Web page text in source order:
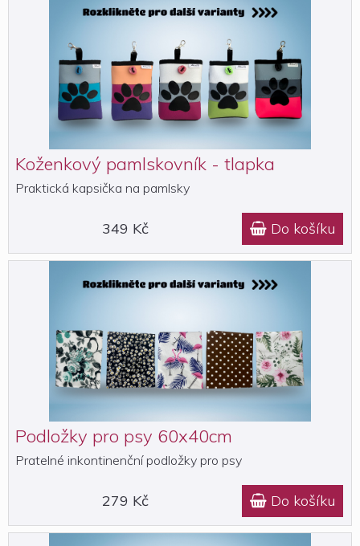
Koženkový pamlskovník - tlapka
Praktická kapsička na pamlsky
349 Kč  Do košíku
Podložky pro psy 60x40cm
Pratelné inkontinenční podložky pro psy
279 Kč  Do košíku